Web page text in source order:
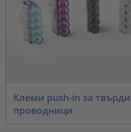
Клеми push-in за
проводници